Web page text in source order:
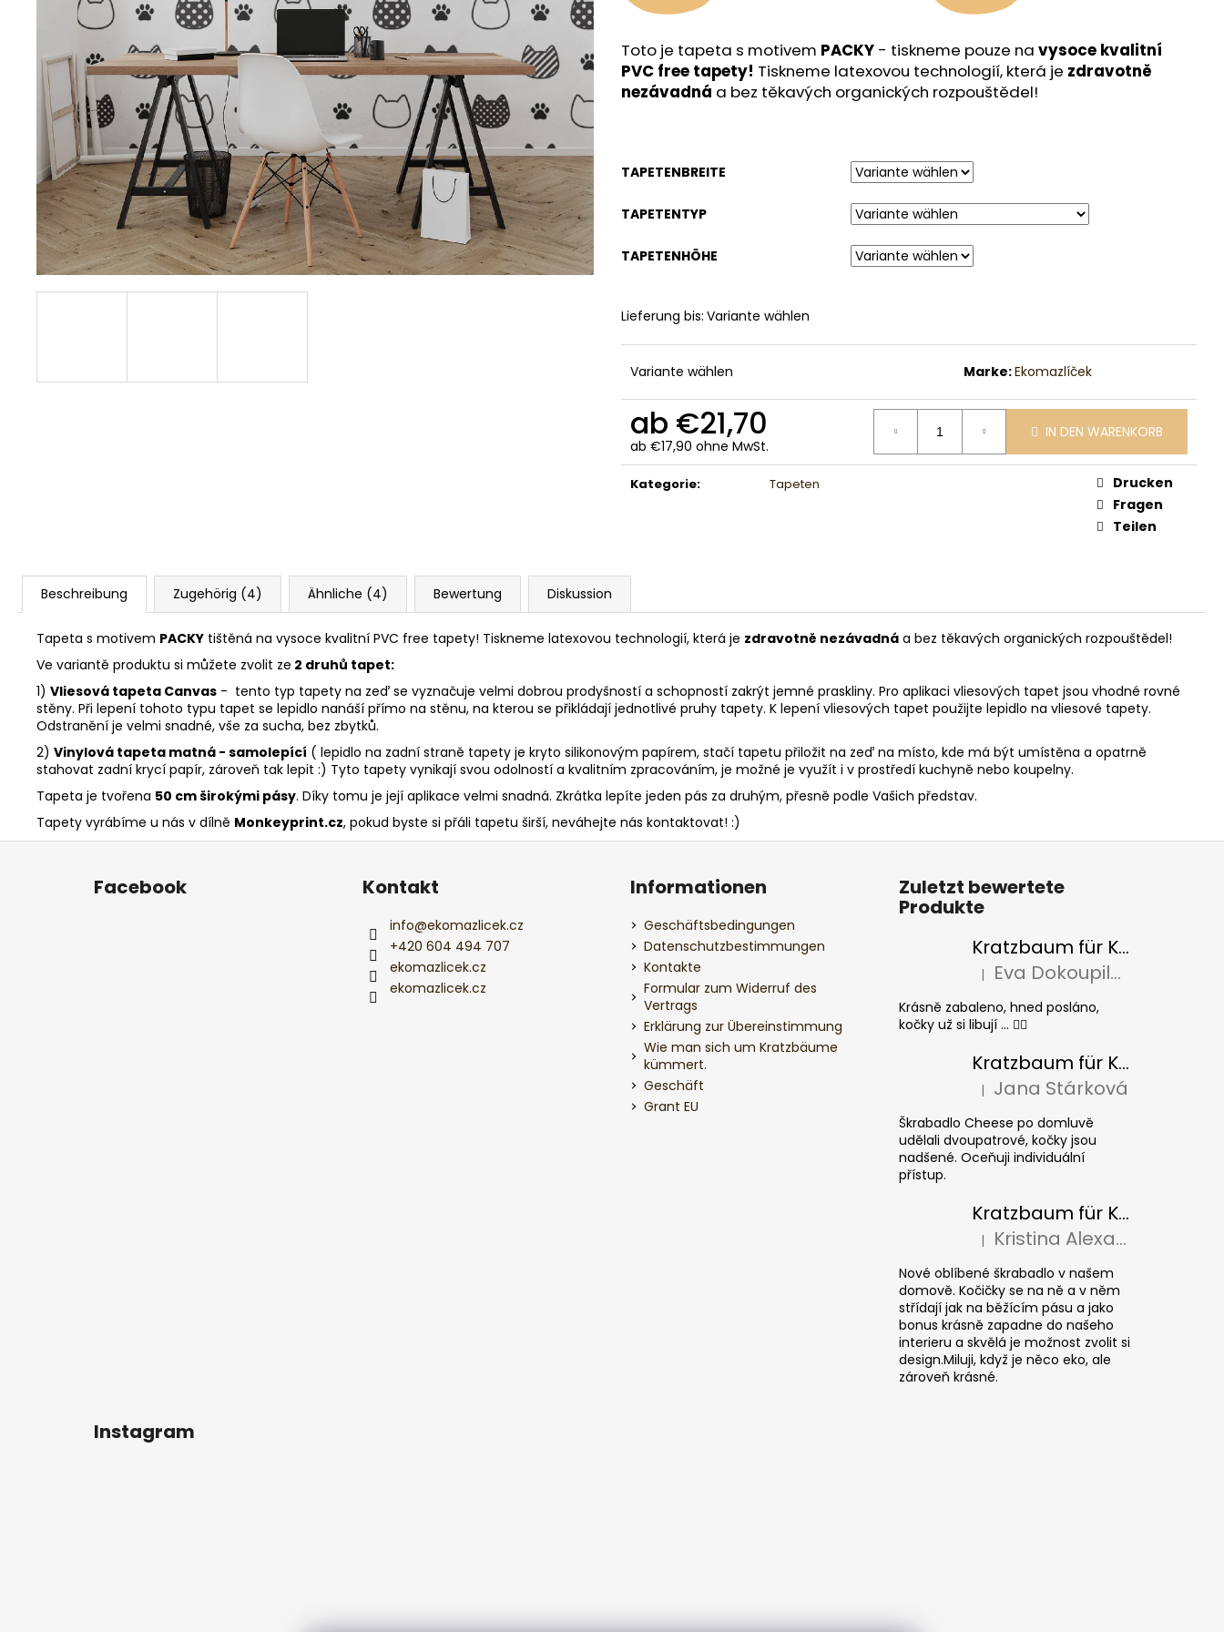
Toto je tapeta s motivem PACKY - tiskneme pouze na vysoce kvalitní
PVC free tapety! Tiskneme latexovou technologií, která je zdravotně
nezávadná a bez těkavých organických rozpouštědel!
TAPETENBREITE
TAPETENTYP
TAPETENHÖHE
Lieferung bis: Variante wählen
Variante wählen Marke:Ekomazlíček
ab €21,70
ab €17,90 ohne MwSt.
Verkaufspreis:
IN DEN WARENKORB
Kategorie: Tapeten
Drucken
Fragen
Teilen
Beschreibung Zugehörig (4) Ähnliche (4) Bewertung Diskussion
Tapeta s motivem PACKY tištěná na vysoce kvalitní PVC free tapety! Tiskneme latexovou technologií, která je zdravotně nezávadná a bez těkavých organických rozpouštědel!
Ve variantě produktu si můžete zvolit ze 2 druhů tapet:
1) Vliesová tapeta Canvas - tento typ tapety na zeď se vyznačuje velmi dobrou prodyšností a schopností zakrýt jemné praskliny. Pro aplikaci vliesových tapet jsou vhodné rovné
stěny. Při lepení tohoto typu tapet se lepidlo nanáší přímo na stěnu, na kterou se přikládají jednotlivé pruhy tapety. K lepení vliesových tapet použijte lepidlo na vliesové tapety.
Odstranění je velmi snadné, vše za sucha, bez zbytků.
2) Vinylová tapeta matná - samolepící ( lepidlo na zadní straně tapety je kryto silikonovým papírem, stačí tapetu přiložit na zeď na místo, kde má být umístěna a opatrně
stahovat zadní krycí papír, zároveň tak lepit :) Tyto tapety vynikají svou odolností a kvalitním zpracováním, je možné je využít i v prostředí kuchyně nebo koupelny.
Tapeta je tvořena 50 cm širokými pásy. Díky tomu je její aplikace velmi snadná. Zkrátka lepíte jeden pás za druhým, přesně podle Vašich představ.
Tapety vyrábíme u nás v dílně Monkeyprint.cz, pokud byste si přáli tapetu širší, neváhejte nás kontaktovat! :)
F
Facebook Kontakt
info@ekomazlicek.cz
+420 604 494 707
ekomazlicek.cz
ekomazlicek.cz
Informationen
Geschäftsbedingungen
Datenschutzbestimmungen
Kontakte
Formular zum Widerruf des
Vertrags
Erklärung zur Übereinstimmung
Wie man sich um Kratzbäume
kümmert.
Geschäft
Grant EU
Zuletzt bewertete
Produkte
Kratzbaum für Katzen BASIC Colour
Die Produktbewertung beträgt 5 von 5
| Eva Dokoupilová
Krásně zabaleno, hned posláno,
kočky už si libují ... 👍🏻
Kratzbaum für Katzen CHEESE ELIPSE colour
Die Produktbewertung beträgt 5 von 5
| Jana Stárková
Škrabadlo Cheese po domluvě
udělali dvoupatrové, kočky jsou
nadšené. Oceňuji individuální
přístup.
Kratzbaum für Katzen CUBE Colour
Die Produktbewertung beträgt 5 von 5
| Kristina Alexandrová
Nové oblíbené škrabadlo v našem
domově. Kočičky se na ně a v něm
střídají jak na běžícím pásu a jako
bonus krásně zapadne do našeho
interieru a skvělá je možnost zvolit si
design.Miluji, když je něco eko, ale
zároveň krásné.
Instagram